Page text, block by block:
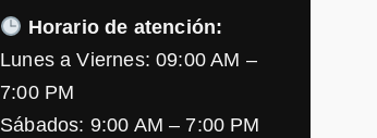
Horario de atención:
Lunes a Viernes: 09:00 AM –
7:00 PM
Sábados: 9:00 AM – 7:00 PM